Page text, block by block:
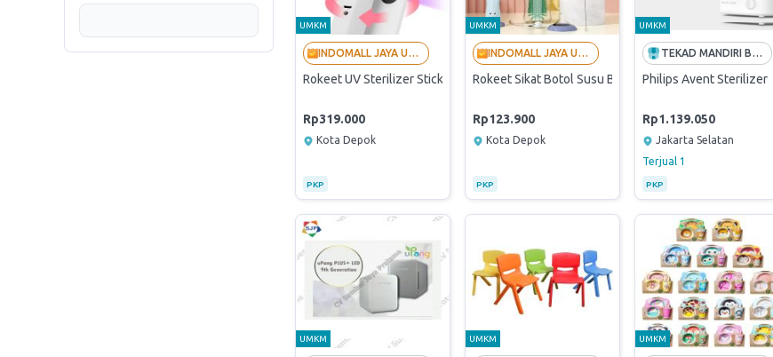
UMKM
INDOMALL JAYA UTAMA - LANGGANAN BUMN
Rokeet UV Sterilizer Stick UVC Steril Disinfektan Portable Ultraviolet
Rp319.000
Kota Depok
PKP
UMKM
INDOMALL JAYA UTAMA - LANGGANAN BUMN
Rokeet Sikat Botol Susu Bayi Silikon Set 3 in 1 Bottle
Rp123.900
Kota Depok
PKP
UMKM
TEKAD MANDIRI BERJAYA
Philips Avent Sterilizer
Rp1.139.050
Jakarta Selatan
Terjual1
PKP
UMKM UMKM UMKM